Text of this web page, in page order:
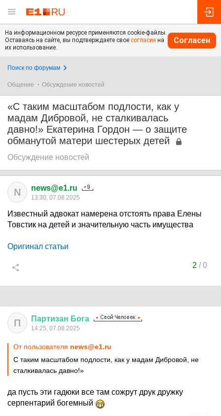
На информационном ресурсе применяются cookie-файлы.
Оставаясь на сайте, вы подтверждаете свое согласие на
их использование.
Согласен
Поиск по форумам
Общение Обсуждение новостей
«С таким масштабом подлости, как у
мадам Дибровой, не сталкивалась
давно!» Екатерина Гордон — о защите
обманутой матери шестерых детей
Обсуждение новостей
N news@e1.ru
13:30, 07.08.2025
Известный адвокат намерена отстоять права Елены
Товстик на детей и значительную часть имущества
Оригинал статьи
2 /0
П Партизан Бога
14:25, 07.08.2025
От пользователя news@e1.ru
С таким масштабом подлости, как у мадам Дибровой, не
сталкивалась давно!»
да пусть эти гадюки все там сожрут друк дружку
серпентарий богемный